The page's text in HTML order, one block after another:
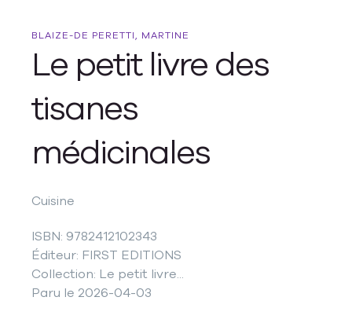
BLAIZE-DE PERETTI, MARTINE
Le petit livre des
tisanes
médicinales
Cuisine
ISBN: 9782412102343
Éditeur: FIRST EDITIONS
Collection: Le petit livre...
Paru le 2026-04-03